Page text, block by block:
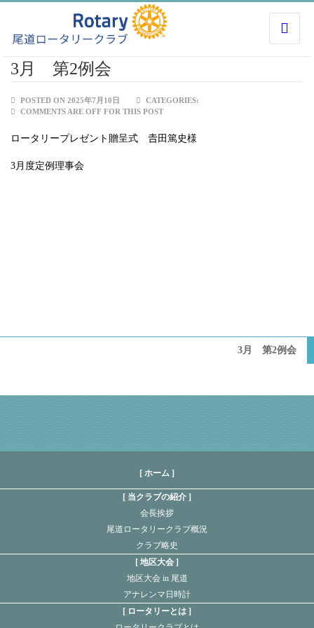
3月 第2例会
POSTED ON 2025年7月10日
CATEGORIES:
COMMENTS ARE OFF FOR THIS POST
ロータリープレゼント贈呈式 𠮷田篤史様
3月度定例理事会
3月 第2例会
[ ホーム ]
当クラブの紹介
会長挨拶
尾道ロータリークラブ概況
クラブ略史
地区大会
地区大会 in 尾道
アナレンマ日時計
ロータリーとは